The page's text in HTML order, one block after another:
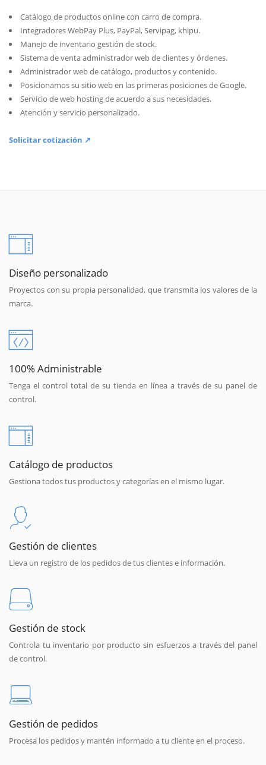
Catálogo de productos online con carro de compra.
Integradores WebPay Plus, PayPal, Servipag, khipu.
Manejo de inventario gestión de stock.
Sistema de venta administrador web de clientes y órdenes.
Administrador web de catálogo, productos y contenido.
Posicionamos su sitio web en las primeras posiciones de Google.
Servicio de web hosting de acuerdo a sus necesidades.
Atención y servicio personalizado.
Solicitar cotización ↗
Diseño personalizado
Proyectos con su propia personalidad, que transmita los valores de la
marca.
100% Administrable
Tenga el control total de su tienda en línea a través de su panel de
control.
Catálogo de productos
Gestiona todos tus productos y categorías en el mismo lugar.
Gestión de clientes
Lleva un registro de los pedidos de tus clientes e información.
Gestión de stock
Controla tu inventario por producto sin esfuerzos a través del panel
de control.
Gestión de pedidos
Procesa los pedidos y mantén informado a tu cliente en el proceso.